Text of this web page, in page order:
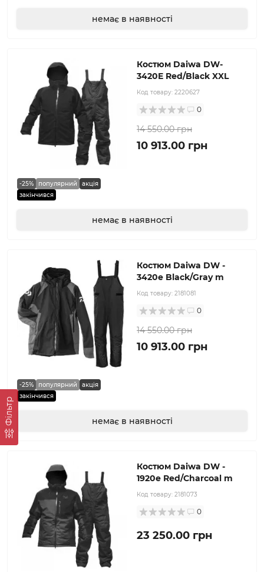
Фільтр
немає в наявності
-25% популярний
акція
закінчився
Костюм Daiwa DW-
3420E Red/Black XXL
Код товару: 2220627
0
14 550.00 грн
10 913.00 грн
немає в наявності
-25% популярний
акція
закінчився
Костюм Daiwa DW -
3420e Black/Gray m
Код товару: 2181081
0
14 550.00 грн
10 913.00 грн
немає в наявності
Костюм Daiwa DW -
1920e Red/Charcoal m
Код товару: 2181073
0
23 250.00 грн